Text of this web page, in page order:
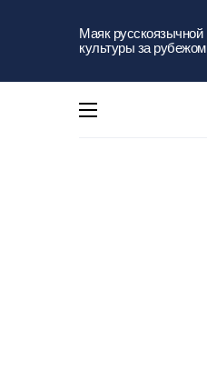
Маяк русскоязычной
культуры за рубежом